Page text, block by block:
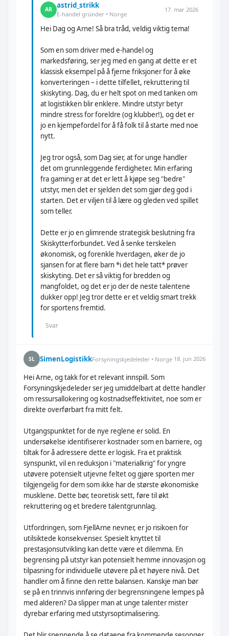
AR astrid_strikk
E-handel gründer • Norge
17. mar 2026
Hei Dag og Arne! Så bra tråd, veldig viktig tema!
Som en som driver med e-handel og
markedsføring, ser jeg med en gang at dette er et
klassisk eksempel på å fjerne friksjoner for å øke
konverteringen – i dette tilfellet, rekruttering til
skiskyting. Dag, du er helt spot on med tanken om
at logistikken blir enklere. Mindre utstyr betyr
mindre stress for foreldre (og klubber!), og det er
jo en kjempefordel for å få folk til å starte med noe
nytt.
Jeg tror også, som Dag sier, at for unge handler
det om grunnleggende ferdigheter. Min erfaring
fra gaming er at det er lett å kjøpe seg "bedre"
utstyr, men det er sjelden det som gjør deg god i
starten. Det er viljen til å lære og gleden ved spillet
som teller.
Dette er jo en glimrende strategisk beslutning fra
Skiskytterforbundet. Ved å senke terskelen
økonomisk, og forenkle hverdagen, øker de jo
sjansen for at flere barn *i det hele tatt* prøver
skiskyting. Det er så viktig for bredden og
mangfoldet, og det er jo der de neste talentene
dukker opp! Jeg tror dette er et veldig smart trekk
for sportens fremtid.
Svar
SL SimenLogistikkForsyningskjedeleder • Norge 18. jun 2026
Hei Arne, og takk for et relevant innspill. Som
Forsyningskjedeleder ser jeg umiddelbart at dette handler
om ressursallokering og kostnadseffektivitet, noe som er
direkte overførbart fra mitt felt.
Utgangspunktet for de nye reglene er solid. En
undersøkelse identifiserer kostnader som en barriere, og
tiltak for å adressere dette er logisk. Fra et praktisk
synspunkt, vil en reduksjon i "materialkrig" for yngre
utøvere potensielt utjevne feltet og gjøre sporten mer
tilgjengelig for dem som ikke har de største økonomiske
musklene. Dette bør, teoretisk sett, føre til økt
rekruttering og et bredere talentgrunnlag.
Utfordringen, som FjellArne nevner, er jo risikoen for
utilsiktede konsekvenser. Spesielt knyttet til
prestasjonsutvikling kan dette være et dilemma. En
begrensing på utstyr kan potensielt hemme innovasjon og
tilpasning for individuelle utøvere på et høyere nivå. Det
handler om å finne den rette balansen. Kanskje man bør
se på en trinnvis innføring der begrensningene lempes på
med alderen? Da slipper man at unge talenter mister
dyrebar erfaring med utstyrsoptimalisering.